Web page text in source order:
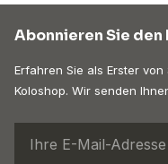
Abonnieren Sie
Erfahren Sie als Erster
Koloshop. Wir senden